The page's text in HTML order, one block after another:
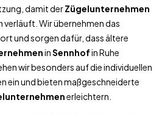
damit derZügelunternehmen
Wir übernehmen das
und sorgen dafür, dass ältere
inSennhofin Ruhe
wir besonders auf die individuellen
ein und bieten maßgeschneiderte
erleichtern.